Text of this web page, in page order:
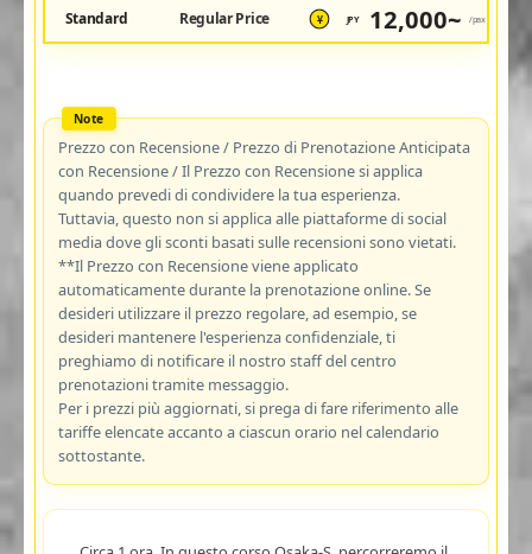
Standard Regular Price ¥ JPY 12,000~ /pax
Prezzo con Recensione / Prezzo di Prenotazione Anticipata
con Recensione / Il Prezzo con Recensione si applica
quando prevedi di condividere la tua esperienza.
Tuttavia, questo non si applica alle piattaforme di social
media dove gli sconti basati sulle recensioni sono vietati.
**Il Prezzo con Recensione viene applicato
automaticamente durante la prenotazione online. Se
desideri utilizzare il prezzo regolare, ad esempio, se
desideri mantenere l'esperienza confidenziale, ti
preghiamo di notificare il nostro staff del centro
prenotazioni tramite messaggio.
Per i prezzi più aggiornati, si prega di fare riferimento alle
tariffe elencate accanto a ciascun orario nel calendario
sottostante.